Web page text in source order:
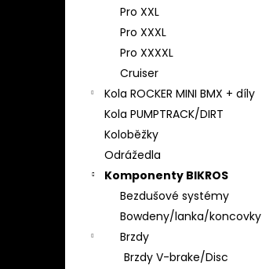
Pro XXL
Pro XXXL
Pro XXXXL
Cruiser
Kola ROCKER MINI BMX + díly
Kola PUMPTRACK/DIRT
Koloběžky
Odrážedla
Komponenty BIKROS
Bezdušové systémy
Bowdeny/lanka/koncovky
Brzdy
Brzdy V-brake/Disc